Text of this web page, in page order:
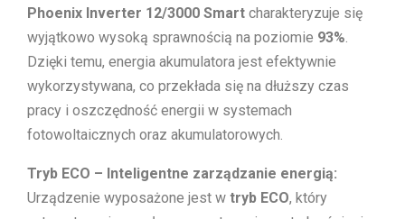
Phoenix Inverter 12/3000 Smart charakteryzuje się
wyjątkowo wysoką sprawnością na poziomie 93%
Dzięki temu, energia akumulatora jest efektywnie
wykorzystywana, co przekłada się na dłuższy czas
pracy i oszczędność energii w systemach
fotowoltaicznych oraz akumulatorowych.
Tryb ECO – Inteligentne zarządzanie energią:
Urządzenie wyposażone jest w tryb ECO, który